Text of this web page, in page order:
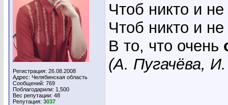
Регистрация: 26.08.2008
Адрес: Челябинская область
Сообщений: 769
Поблагодарили: 1,500
Вес репутации: 48
Репутация: 3037
Чтоб никто и
Чтоб никто и
В то, что очень
(А. Пугачёва,